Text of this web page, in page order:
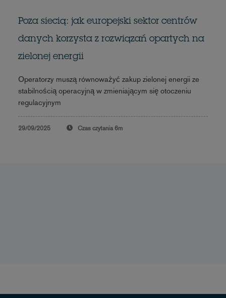
Poza siecią: jak europejski sektor centrów
danych korzysta z rozwiązań opartych na
zielonej energii
Operatorzy muszą równoważyć zakup zielonej energii ze
stabilnością operacyjną w zmieniającym się otoczeniu
regulacyjnym
29/09/2025 Czas czytania 6m